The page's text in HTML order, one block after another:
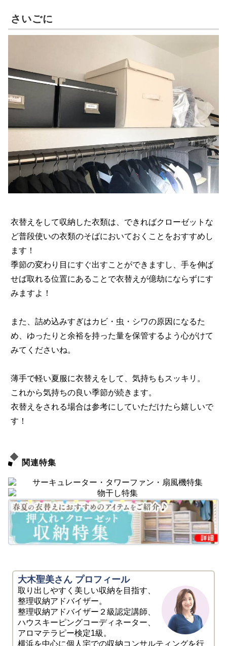
さいごに
衣替えをして収納した衣類は、できればクローゼットな
ど普段使いの衣類のそばにおいておくことをおすすめし
ます！
季節の変わり目にすぐ出すことができますし、手を伸ば
せば取れる位置にあることで衣替えが億劫にならずにす
みますよ！
また、詰め込みすぎはカビ・虫・シワの原因になるた
め、ゆったりと余裕を持った量を保管するよう心がけて
みてくださいね。
薄手で軽い夏服に衣替えをして、気持ちもスッキリ。
これから気持ちの良い季節が続きます。
衣替えをされる場合は参考にしていただけたら嬉しいで
す！
関連特集
大木聖美さん プロフィール
取り出しやすく美しい収納を目指す、
整理収納アドバイザー。
整理収納アドバイザー２級認定講師、
ハウスキーピングコーディネーター、
アロマテラピー検定1級。
横浜を中心に個人宅での収納コンサルティングを行